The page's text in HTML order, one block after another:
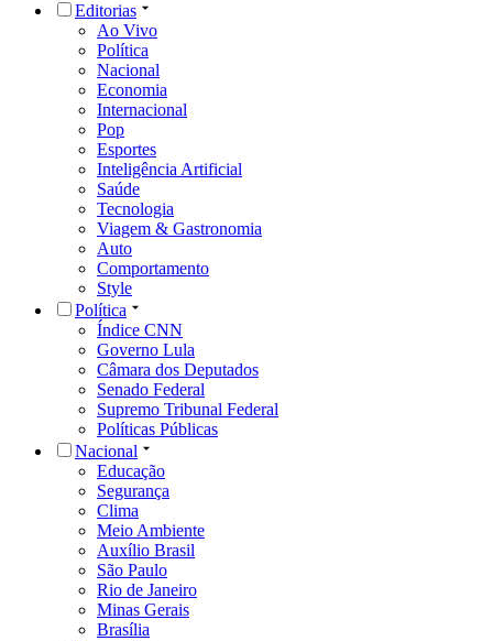
Editorias
Ao Vivo
Política
Nacional
Economia
Internacional
Pop
Esportes
Inteligência Artificial
Saúde
Tecnologia
Viagem & Gastronomia
Auto
Comportamento
Style
Política
Índice CNN
Governo Lula
Câmara dos Deputados
Senado Federal
Supremo Tribunal Federal
Políticas Públicas
Nacional
Educação
Segurança
Clima
Meio Ambiente
Auxílio Brasil
São Paulo
Rio de Janeiro
Minas Gerais
Brasília